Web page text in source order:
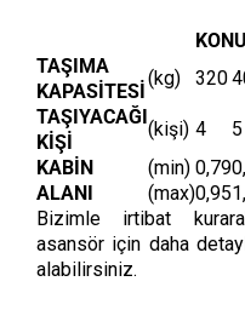
TAŞIMA
KAPASİTESİ
(kg) 320
TAŞIYACAĞI
KİŞİ
(kişi) 4 5
KABİN
ALANI
(min) 0,79
(max)0,95
Bizimle irtibat
asansör için daha
alabilirsiniz.